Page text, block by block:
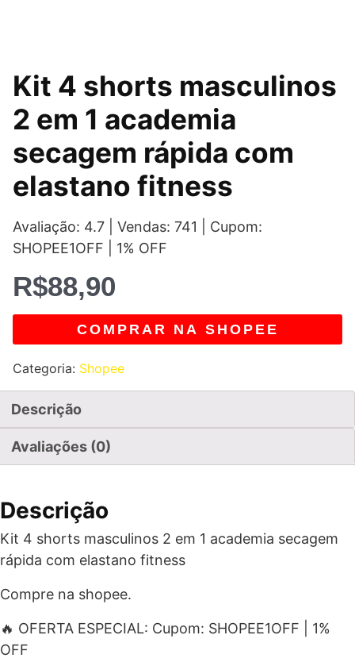
Kit 4 shorts masculinos
2 em 1 academia
secagem rápida com
elastano fitness
Avaliação: 4.7 | Vendas: 741 | Cupom:
SHOPEE1OFF | 1% OFF
R$88,90
COMPRAR NA SHOPEE
Categoria: Shopee
Descrição
Avaliações (0)
Descrição
Kit 4 shorts masculinos 2 em 1 academia secagem
rápida com elastano fitness
Compre na shopee.
🔥 OFERTA ESPECIAL: Cupom: SHOPEE1OFF | 1%
OFF